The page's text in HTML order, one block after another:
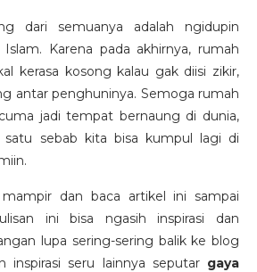
dari semuanya adalah ngidupin
Karena pada akhirnya, rumah
kerasa kosong kalau gak diisi zikir,
antar penghuninya. Semoga rumah
jadi tempat bernaung di dunia,
satu sebab kita bisa kumpul lagi di
dan baca artikel ini sampai
ini bisa ngasih inspirasi dan
lupa sering-sering balik ke blog
seru lainnya seputar gaya